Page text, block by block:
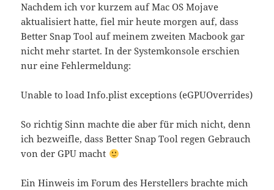
Nachdem ich vor kurzem auf Mac OS Mojave
aktualisiert hatte, fiel mir heute morgen auf, dass
Better Snap Tool auf meinem zweiten Macbook gar
nicht mehr startet. In der Systemkonsole erschien
nur eine Fehlermeldung:
Unable to load Info.plist exceptions (eGPUOverrides)
So richtig Sinn machte die aber für mich nicht, denn
ich bezweifle, dass Better Snap Tool regen Gebrauch
von der GPU macht
Ein Hinweis im Forum des Herstellers brachte mich